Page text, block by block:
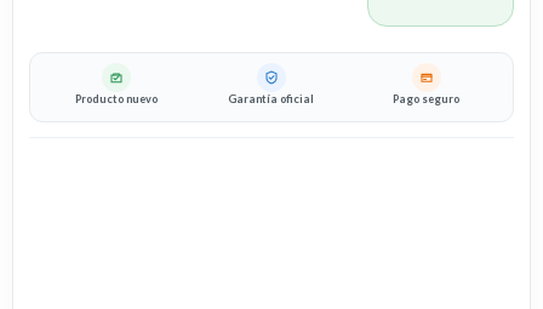
Producto nuevo Garantía oficial Pago seguro